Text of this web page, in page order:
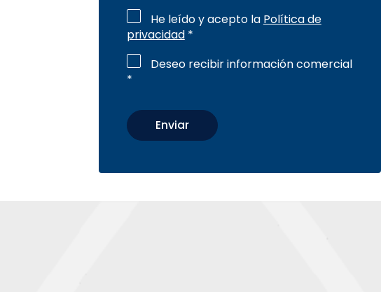
He leído y acepto la Política de
privacidad*
Deseo recibir información comercial
*
CAPTCHA